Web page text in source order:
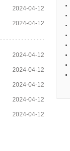
2024-04-12
2024-04-12
2024-04-12
2024-04-12
2024-04-12
2024-04-12
2024-04-12